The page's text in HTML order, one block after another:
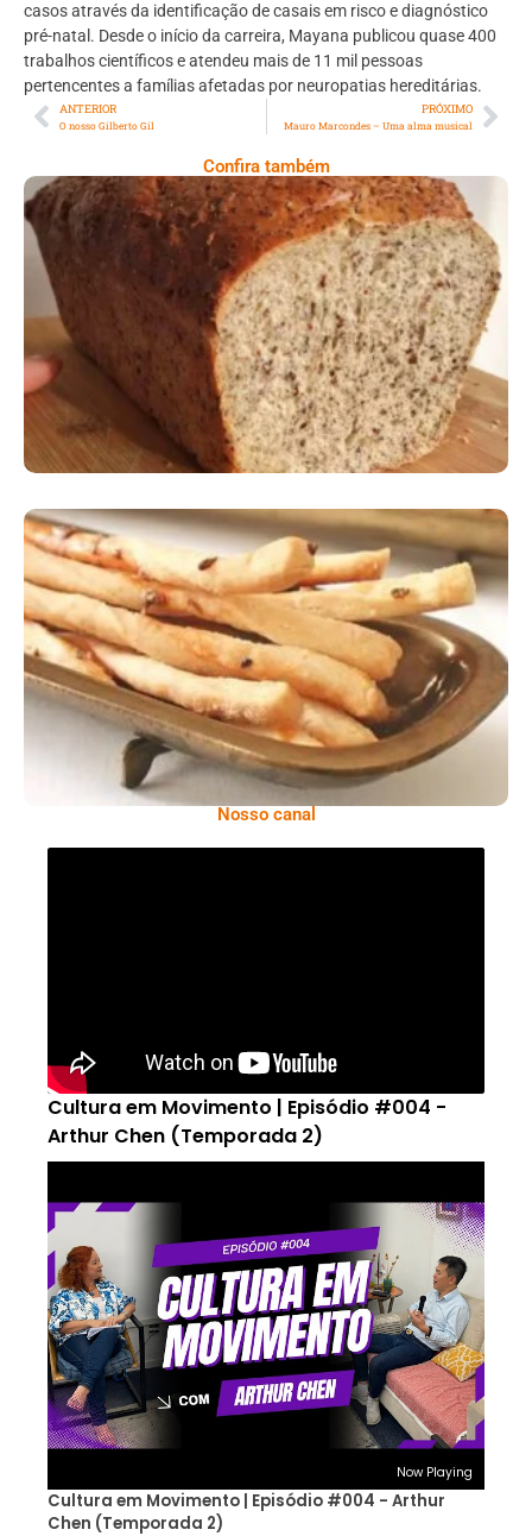
casos através da identificação de casais em risco e diagnóstico
pré-natal. Desde o início da carreira, Mayana publicou quase 400
trabalhos científicos e atendeu mais de 11 mil pessoas
pertencentes a famílias afetadas por neuropatias hereditárias.
ANTERIOR
O nosso Gilberto Gil
PRÓXIMO
Mauro Marcondes – Uma alma musical
Confira também
Comer Bem: Pão Low Carb
Comer Bem: Palitinhos De Cebola E Salsa
Nosso canal
Cultura em Movimento | Episódio #004 -
Arthur Chen (Temporada 2)
Now Playing
Cultura em Movimento | Episódio #004 - Arthur
Chen (Temporada 2)